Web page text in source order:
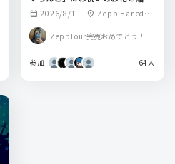
ます！
calendar_month 2026/8/1 location_on Zepp Haneda
ZeppTour完売おめでとう！
参加 64人